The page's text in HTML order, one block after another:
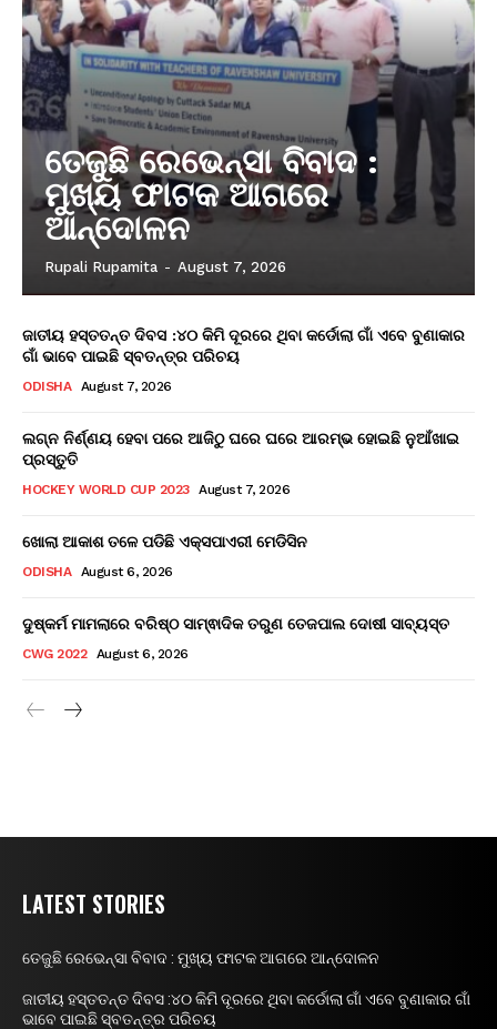
ତେଜୁଛି ରେଭେନ୍ସା ବିବାଦ :
ମୁଖ୍ୟ ଫାଟକ ଆଗରେ
ଆନ୍ଦୋଳନ
Rupali Rupamita - August 7, 2026
ଜାତୀୟ ହସ୍ତତନ୍ତ ଦିବସ :୪୦ କିମି ଦୂରରେ ଥିବା କର୍ଡୋଲା ଗାଁ ଏବେ ବୁଣାକାର
ଗାଁ ଭାବେ ପାଇଛି ସ୍ବତନ୍ତ୍ର ପରିଚୟ
ODISHA August 7, 2026
ଲଗ୍ନ ନିର୍ଣ୍ଣୟ ହେବା ପରେ ଆଜିଠୁ ଘରେ ଘରେ ଆରମ୍ଭ ହୋଇଛି ନୁଆଁଖାଇ
ପ୍ରସ୍ତୁତି
HOCKEY WORLD CUP 2023 August 7, 2026
ଖୋଲା ଆକାଶ ତଳେ ପଡିଛି ଏକ୍ସପାଏରୀ ମେଡିସିନ
ODISHA August 6, 2026
ଦୁଷ୍କର୍ମ ମାମଲାରେ ବରିଷ୍ଠ ସାମ୍ଵାଦିକ ତରୁଣ ତେଜପାଲ ଦୋଷୀ ସାବ୍ୟସ୍ତ
CWG 2022 August 6, 2026
LATEST STORIES
ତେଜୁଛି ରେଭେନ୍ସା ବିବାଦ : ମୁଖ୍ୟ ଫାଟକ ଆଗରେ ଆନ୍ଦୋଳନ
ଜାତୀୟ ହସ୍ତତନ୍ତ ଦିବସ :୪୦ କିମି ଦୂରରେ ଥିବା କର୍ଡୋଲା ଗାଁ ଏବେ ବୁଣାକାର ଗାଁ
ଭାବେ ପାଇଛି ସ୍ବତନ୍ତ୍ର ପରିଚୟ